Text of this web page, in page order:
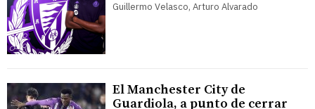
Guillermo Velasco, Arturo Alvarado
El Manchester City de
Guardiola, a punto de cerrar